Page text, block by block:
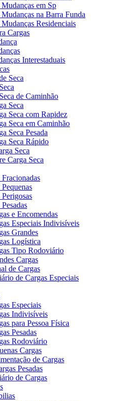
em Sp
na Barra Funda
Residenciais
Cargas
Interestaduais
Seca
de Caminhão
Seca
Seca com Rapidez
Seca em Caminhão
Seca Pesada
Seca Rápido
Seca
Carga Seca
e Encomendas
Especiais Indivisíveis
Grandes
Logística
Tipo Rodoviário
Cargas
de Cargas
de Cargas Especiais
Especiais
Indivisíveis
para Pessoa Física
Pesadas
Rodoviário
Cargas
de Cargas
Pesadas
de Cargas